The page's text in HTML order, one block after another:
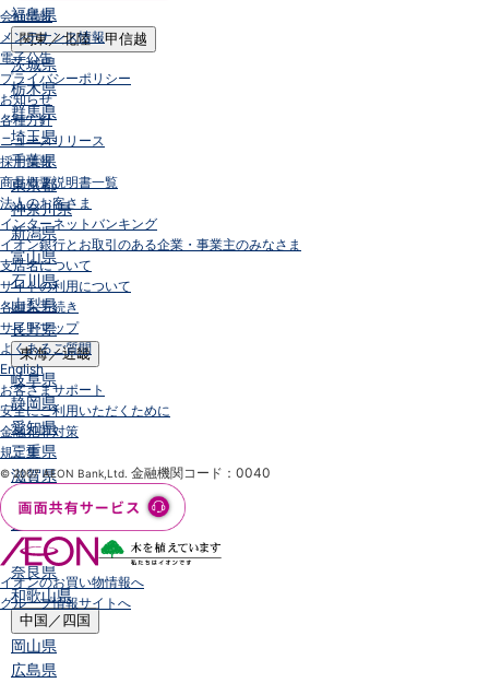
福島県
関東／北陸・甲信越
茨城県
栃木県
群馬県
埼玉県
千葉県
東京都
神奈川県
新潟県
富山県
石川県
山梨県
長野県
東海／近畿
岐阜県
静岡県
愛知県
三重県
滋賀県
京都府
大阪府
兵庫県
奈良県
和歌山県
中国／四国
岡山県
広島県
会社情報
メンテナンス情報
電子公告
プライバシーポリシー
お知らせ
各種方針
ニュースリリース
採用情報
商品概要説明書一覧
法人のお客さま
インターネットバンキング
イオン銀行とお取引のある企業・事業主のみなさま
支店名について
サイトの利用について
各種お手続き
サイトマップ
よくあるご質問
English
お客さまサポート
安全にご利用いただくために
金融犯罪対策
規定集
© 2007 AEON Bank,Ltd. 金融機関コード：0040
イオンのお買い物情報へ
グループ情報サイトへ